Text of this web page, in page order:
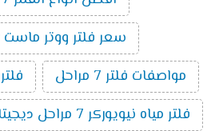
سعر فلتر ووتر ماست 7 مراحل
مواصفات فلتر 7 مراحل
فلتر 7 مراحل اكوا جيت
فلتر مياه نيويوركر 7 مراحل ديجيتال